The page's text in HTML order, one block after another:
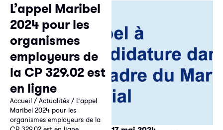
L’appel Maribel
2024 pour les
organismes
employeurs de
la CP 329.02 est
en ligne
Accueil /Actualités / L’appel
Maribel 2024 pour les
organismes employeurs de la